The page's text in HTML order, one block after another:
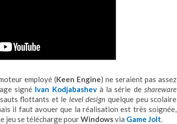
employé (Keen Engine) ne seraient pas assez
signé Ivan Kodjabashevà la série de shareware
flottants et le level design quelque peu scolaire
il faut avouer que la réalisation est très soignée,
jeu se télécharge pourWindowsvia Game Jolt